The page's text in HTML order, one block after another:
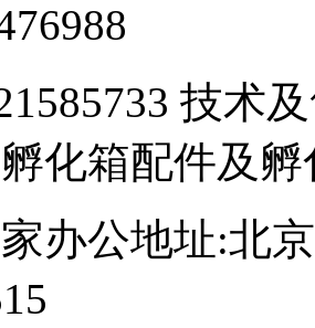
技术
化箱配件及
办公地址:北